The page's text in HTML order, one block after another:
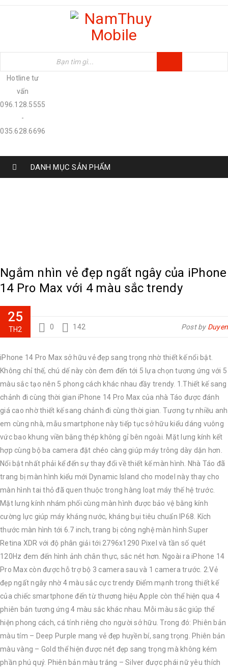
Hotline tư
vấn
096.128.5555
-
035.628.6696
DANH MỤC SẢN PHẨM
Ngắm nhìn vẻ đẹp ngất ngây của iPhone
14 Pro Max với 4 màu sắc trendy
25
TH2 0 142 Post by Duyen
iPhone 14 Pro Max sở hữu vẻ đẹp sang trọng nhờ thiết kế nổi bật.
Không chỉ thế, chú dế này còn đem đến tới 5 lựa chọn tương ứng với 5
màu sắc tạo nên 5 phong cách khác nhau đầy trendy. 1.Thiết kế sang
chảnh đi cùng thời gian iPhone 14 Pro Max của nhà Táo được đánh
giá cao nhờ thiết kế sang chảnh đi cùng thời gian. Tương tự nhiều anh
em cùng nhà, mẫu smartphone này tiếp tục sở hữu kiểu dáng vuông
vức bao khung viền bằng thép không gỉ bên ngoài. Mặt lưng kính kết
hợp cùng bộ ba camera đặt chéo càng giúp máy trông dày dặn hơn.
Nổi bật nhất phải kể đến sự thay đổi về thiết kế màn hình. Nhà Táo đã
trang bị màn hình kiểu mới Dynamic Island cho model này thay cho
màn hình tai thỏ đã quen thuộc trong hàng loạt máy thế hệ trước.
Mặt lưng kính nhám phối cùng màn hình được bảo vệ bằng kính
cường lực giúp máy kháng nước, kháng bụi tiêu chuẩn IP68. Kích
thước màn hình tới 6.7 inch, trang bị công nghệ màn hình Super
Retina XDR với độ phân giải tới 2796x1290 Pixel và tần số quét
120Hz đem đến hình ảnh chân thực, sắc nét hơn. Ngoài ra iPhone 14
Pro Max còn được hỗ trợ bộ 3 camera sau và 1 camera trước. 2.Vẻ
đẹp ngất ngây nhờ 4 màu sắc cực trendy Điểm mạnh trong thiết kế
của chiếc smartphone đến từ thương hiệu Apple còn thể hiện qua 4
phiên bản tương ứng 4 màu sắc khác nhau. Mỗi màu sắc giúp thể
hiện phong cách, cá tính riêng cho người sở hữu. Trong đó: Phiên bản
màu tím – Deep Purple mang vẻ đẹp huyền bí, sang trọng. Phiên bản
màu vàng – Gold thể hiện được nét đẹp sang trọng mà không kém
phần phú quý. Phiên bản màu trắng – Silver được phái nữ yêu thích